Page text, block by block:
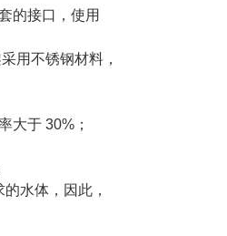
的接口，使用
用不锈钢材料，
大于 30%；
水体，因此，